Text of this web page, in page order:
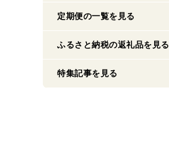
定期便の一覧を見る
ふるさと納税の返礼品を見る
特集記事を見る